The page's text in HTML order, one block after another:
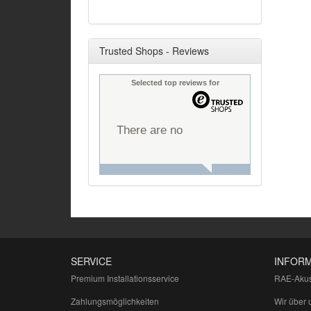
Trusted Shops - Reviews
Selected top reviews for
There are no
SERVICE
Premium Installationsservice
Zahlungsmöglichkeiten
RAE-
Wir über